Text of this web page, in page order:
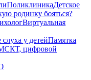
ПоликлиникаДетское
родинку бояться?
Виртуальная
у детейПамятка
цифровой